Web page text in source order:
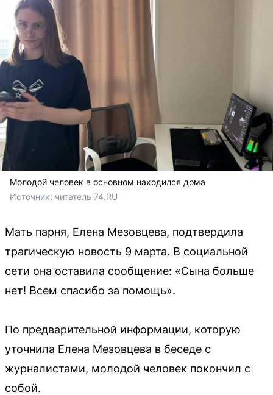
Молодой человек в основном находился дома
Источник: читатель 74.RU
Мать парня, Елена Мезовцева, подтвердила
трагическую новость 9 марта. В социальной
сети она оставила сообщение: «Сына больше
нет! Всем спасибо за помощь».
По предварительной информации, которую
уточнила Елена Мезовцева в беседе с
журналистами, молодой человек покончил с
собой.